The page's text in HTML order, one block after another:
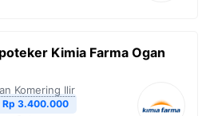
Kimia Farma Ogan
Komering Ilir
Rp 3.400.000